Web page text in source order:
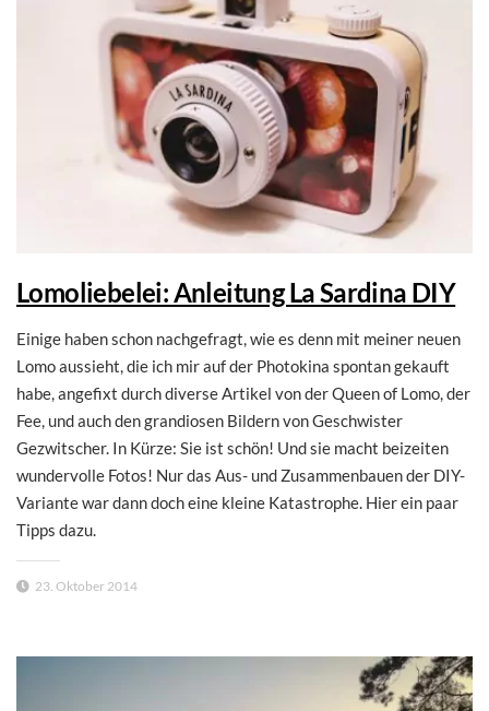
Lomoliebelei: Anleitung La Sardina DIY
Einige haben schon nachgefragt, wie es denn mit meiner neuen
Lomo aussieht, die ich mir auf der Photokina spontan gekauft
habe, angefixt durch diverse Artikel von der Queen of Lomo, der
Fee, und auch den grandiosen Bildern von Geschwister
Gezwitscher. In Kürze: Sie ist schön! Und sie macht beizeiten
wundervolle Fotos! Nur das Aus- und Zusammenbauen der DIY-
Variante war dann doch eine kleine Katastrophe. Hier ein paar
Tipps dazu.
23. Oktober 2014